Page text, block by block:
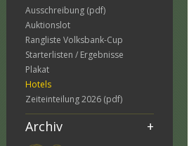
Ausschreibung (pdf)
Auktionslot
Rangliste Volksbank-Cup
Starterlisten / Ergebnisse
Plakat
Hotels
Zeiteinteilung 2026 (pdf)
Archiv +